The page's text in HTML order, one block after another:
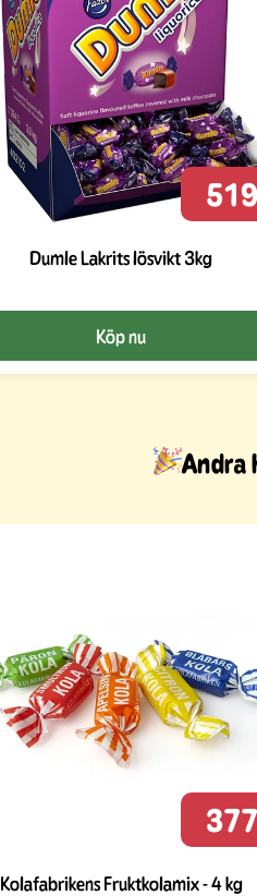
Dumle Lakrits lösvikt 3kg
Köp nu
Andra
Kolafabrikens Fruktkolamix - 4 kg